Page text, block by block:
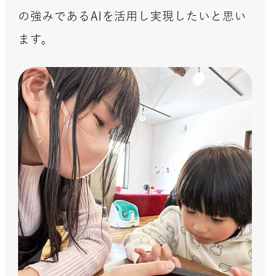
の強みであるAIを活用し実現したいと思い
ます。